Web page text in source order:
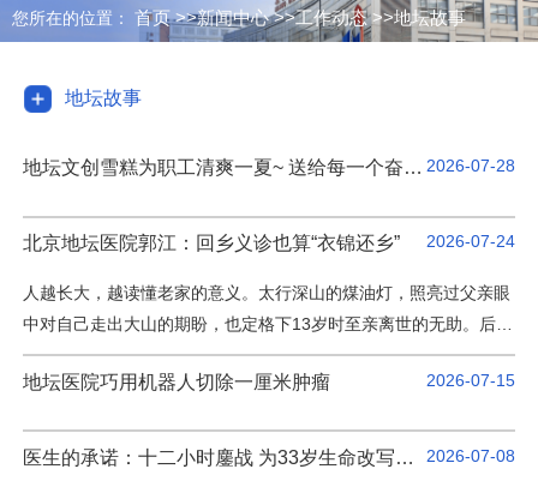
患者服务
科室导航
科研教学
院务公开
院庆专栏
您所在的位置： 首页>>新闻中心>>工作动态>>地坛故事
地坛故事
地坛文创雪糕为职工清爽一夏~ 送给每一个奋斗的你 2026-07-28
北京地坛医院郭江：回乡义诊也算“衣锦还乡” 2026-07-24
人越长大，越读懂老家的意义。太行深山的煤油灯，照亮过父亲眼
中对自己走出大山的期盼，也定格下13岁时至亲离世的无助。后
来，他在北京当了一名肝脏肿瘤医生，见过很多和当年父亲一样痛
苦的患者。每年踏上回乡的 “太行号” 高铁，他都会带上听诊器回到
自述，以医术弥补年少遗憾，以初心守护故土乡亲。一袭白衣，是
地坛医院巧用机器人切除一厘米肿瘤 2026-07-15
医生的承诺：十二小时鏖战 为33岁生命改写轨迹 2026-07-08